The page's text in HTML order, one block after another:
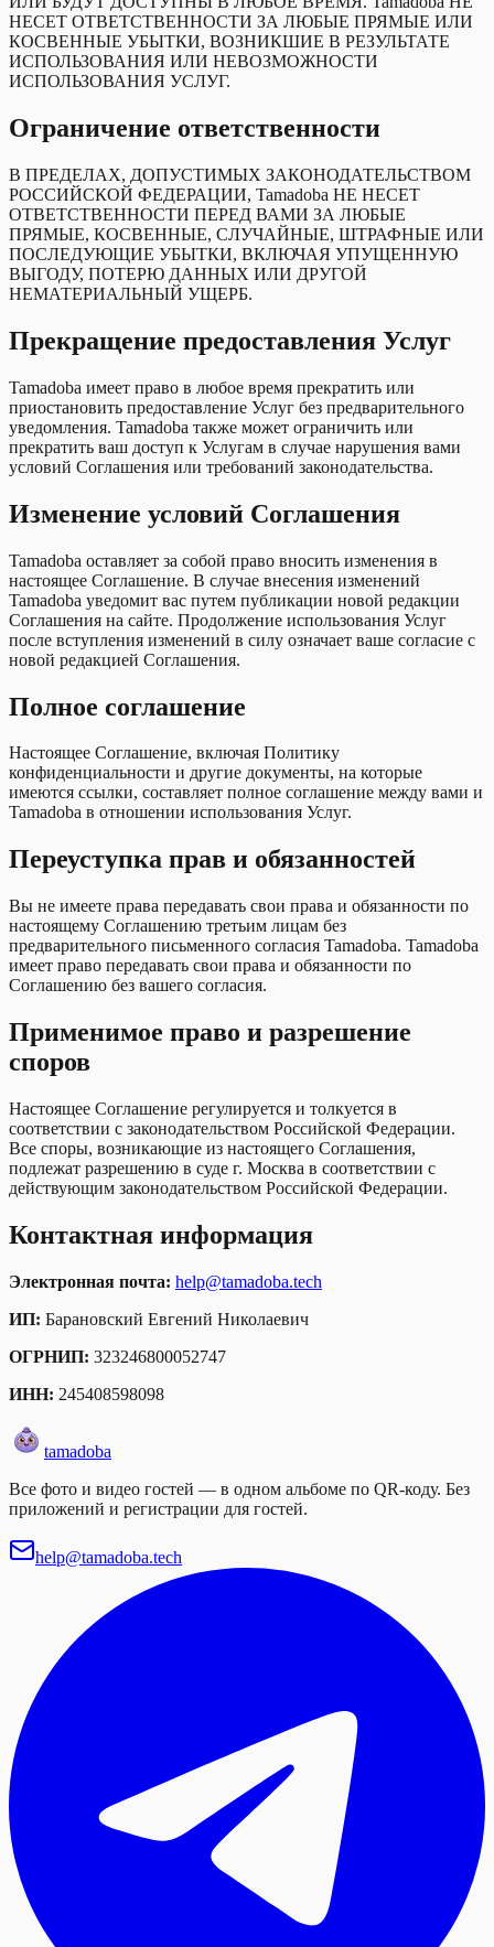
НЕСЕТ ОТВЕТСТВЕННОСТИ ЗА ЛЮБЫЕ ПРЯМЫЕ ИЛИ
КОСВЕННЫЕ УБЫТКИ, ВОЗНИКШИЕ В РЕЗУЛЬТАТЕ
ИСПОЛЬЗОВАНИЯ ИЛИ НЕВОЗМОЖНОСТИ
ИСПОЛЬЗОВАНИЯ УСЛУГ.
Ограничение ответственности
В ПРЕДЕЛАХ, ДОПУСТИМЫХ ЗАКОНОДАТЕЛЬСТВОМ
РОССИЙСКОЙ ФЕДЕРАЦИИ, Tamadoba НЕ НЕСЕТ
ОТВЕТСТВЕННОСТИ ПЕРЕД ВАМИ ЗА ЛЮБЫЕ
ПРЯМЫЕ, КОСВЕННЫЕ, СЛУЧАЙНЫЕ, ШТРАФНЫЕ ИЛИ
ПОСЛЕДУЮЩИЕ УБЫТКИ, ВКЛЮЧАЯ УПУЩЕННУЮ
ВЫГОДУ, ПОТЕРЮ ДАННЫХ ИЛИ ДРУГОЙ
НЕМАТЕРИАЛЬНЫЙ УЩЕРБ.
Прекращение предоставления Услуг
Tamadoba имеет право в любое время прекратить или
приостановить предоставление Услуг без предварительного
уведомления. Tamadoba также может ограничить или
прекратить ваш доступ к Услугам в случае нарушения вами
условий Соглашения или требований законодательства.
Изменение условий Соглашения
Tamadoba оставляет за собой право вносить изменения в
настоящее Соглашение. В случае внесения изменений
Tamadoba уведомит вас путем публикации новой редакции
Соглашения на сайте. Продолжение использования Услуг
после вступления изменений в силу означает ваше согласие с
новой редакцией Соглашения.
Полное соглашение
Настоящее Соглашение, включая Политику
конфиденциальности и другие документы, на которые
имеются ссылки, составляет полное соглашение между вами и
Tamadoba в отношении использования Услуг.
Переуступка прав и обязанностей
Вы не имеете права передавать свои права и обязанности по
настоящему Соглашению третьим лицам без
предварительного письменного согласия Tamadoba. Tamadoba
имеет право передавать свои права и обязанности по
Соглашению без вашего согласия.
Применимое право и разрешение
споров
Настоящее Соглашение регулируется и толкуется в
соответствии с законодательством Российской Федерации.
Все споры, возникающие из настоящего Соглашения,
подлежат разрешению в суде г. Москва в соответствии с
действующим законодательством Российской Федерации.
Контактная информация
Электронная почта: help@tamadoba.tech
ИП: Барановский Евгений Николаевич
ОГРНИП: 323246800052747
ИНН: 245408598098
tamadoba
Все фото и видео гостей — в одном альбоме по QR-коду. Без
приложений и регистрации для гостей.
help@tamadoba.tech